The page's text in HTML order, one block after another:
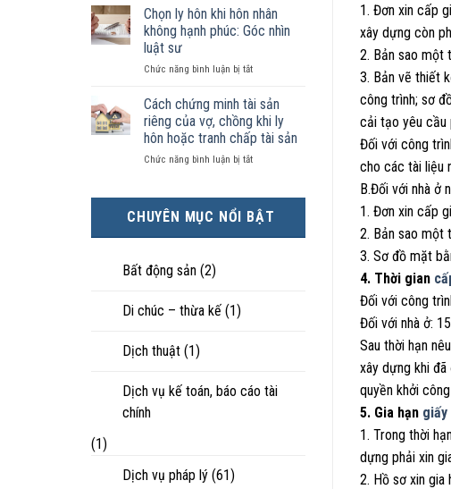
luật
công
hôn
thực
tế?
ký
kết
hôn
tài
chia
như
nào?
phải
ai
có
kiện
tế
tốt
hơn
cũng
được
con
Chọn ly hôn khi hôn nhân
không hạnh phúc: Góc nhìn
luật sư
Chức năng bình luận bị tắtở
ly
hôn
khi
hôn
nhân
Góc
nhìn
Cách chứng minh tài sản
riêng của vợ, chồng khi ly
hôn hoặc tranh chấp tài sản
Chức năng bình luận bị tắtở
tài
chấp
CHUYÊN MỤC NỔI BẬT
Bất động sản (2)
Di chúc – thừa kế (1)
Dịch thuật (1)
Dịch vụ kế toán, báo cáo tài
chính
(1)
Dịch vụ pháp lý (61)
1. Đơn xin cấp
xây dựng còn
2. Bản sao một
3. Bản vẽ thiết
công trình; sơ
cải tạo yêu cầu
Đối với công
cho các tài liệu
B.Đối với nhà ở
1. Đơn xin cấp
2. Bản sao một
3. Sơ đồ mặt
4. Thời gian
Đối với công
Đối với nhà ở:
Sau thời hạn
xây dựng khi
quyền khởi
5. Gia hạn giấy
1. Trong thời
dựng phải xin
2. Hồ sơ xin gia